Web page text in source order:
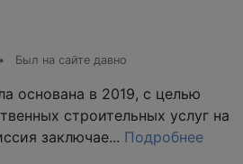
• Был на сайте давно
основана в 2019, с целью
строительных услуг на
заключае... Подробнее